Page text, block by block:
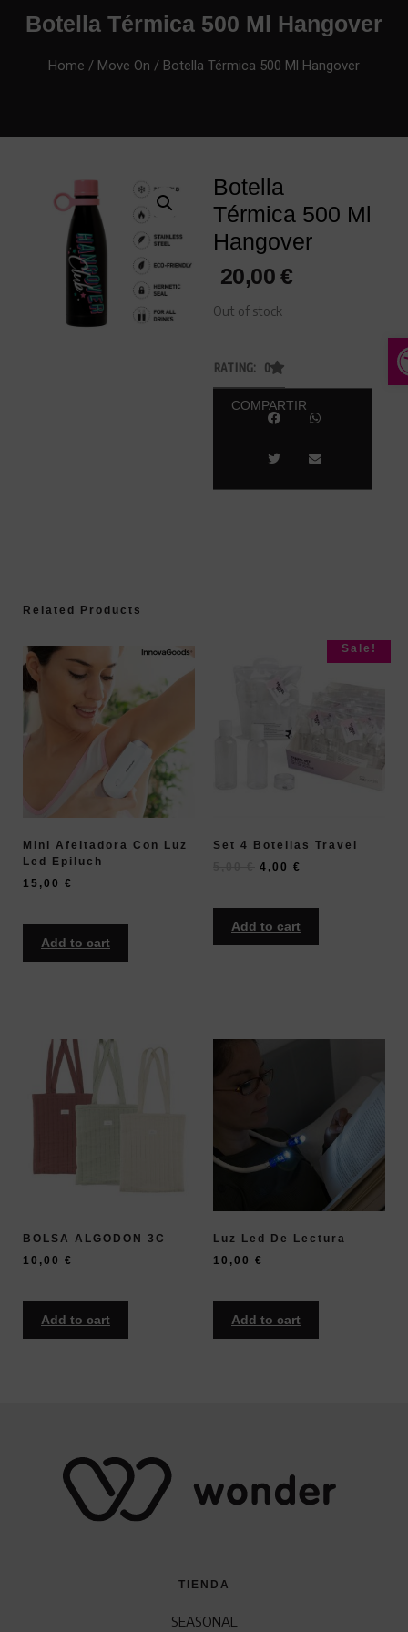
Botella Térmica 500 Ml Hangover
Home / Move On / Botella Térmica 500 Ml Hangover
Botella
Térmica 500 Ml
Hangover
20,00€
Out of stock
RATING: 0
COMPARTIR
Related Products
Mini Afeitadora Con Luz
Led Epiluch
15,00 €
Add to cart
Sale!
Set 4 Botellas Travel
4,00 €
Add to cart
BOLSA ALGODON 3C
10,00 €
Add to cart
Luz Led De Lectura
10,00 €
Add to cart
TIENDA
SEASONAL